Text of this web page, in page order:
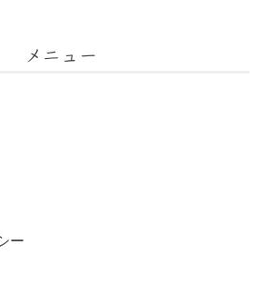
メニュー
ー